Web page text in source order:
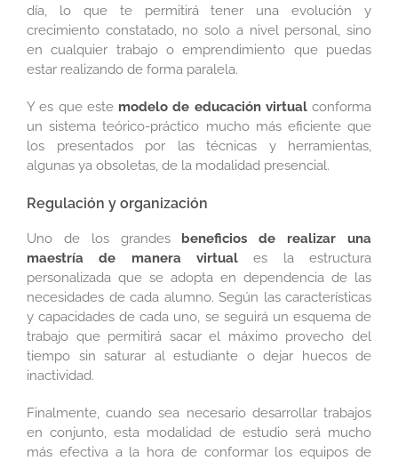
día, lo que te permitirá tener una evolución y
crecimiento constatado, no solo a nivel personal, sino
en cualquier trabajo o emprendimiento que puedas
estar realizando de forma paralela.
Y es que este modelo de educación virtualconforma
un sistema teórico-práctico mucho más eficiente que
los presentados por las técnicas y herramientas,
algunas ya obsoletas, de la modalidad presencial.
Regulación y organización
Uno de los grandes beneficios de realizar una
maestría de manera virtuales la estructura
personalizada que se adopta en dependencia de las
necesidades de cada alumno. Según las características
y capacidades de cada uno, se seguirá un esquema de
trabajo que permitirá sacar el máximo provecho del
tiempo sin saturar al estudiante o dejar huecos de
inactividad.
Finalmente, cuando sea necesario desarrollar trabajos
en conjunto, esta modalidad de estudio será mucho
más efectiva a la hora de conformar los equipos de